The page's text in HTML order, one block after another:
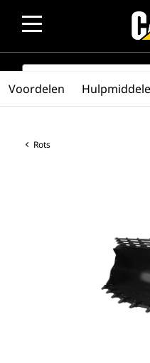
SEARCH
Rots
Voordelen